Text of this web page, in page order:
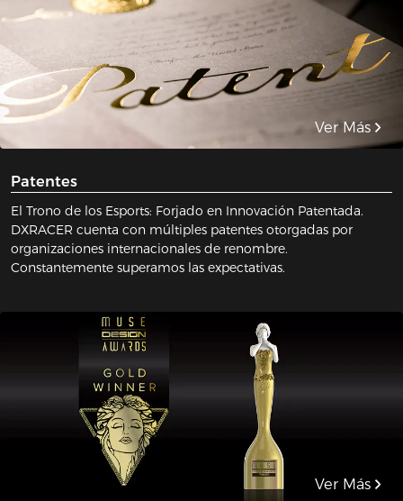
Ver Más
Patentes
El Trono de los Esports: Forjado en Innovación Patentada.
DXRACER cuenta con múltiples patentes otorgadas por
organizaciones internacionales de renombre.
Constantemente superamos las expectativas.
Ver Más